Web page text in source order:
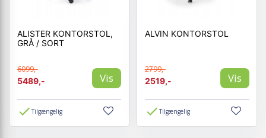
ALISTER KONTORSTOL,
GRÅ / SORT
6099,-
5489,-
Vis
Tilgængelig
ALVIN KONTORSTOL
2799,-
2519,-
Vis
Tilgængelig